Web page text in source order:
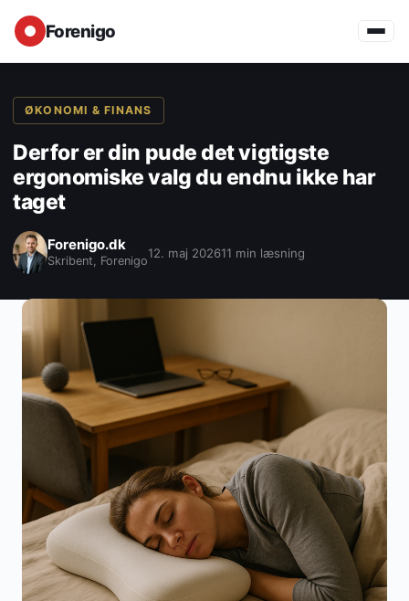
Forenigo
ØKONOMI & FINANS
Derfor er din pude det vigtigste
ergonomiske valg du endnu ikke har
taget
Forenigo.dk
Skribent, Forenigo
12. maj 202611 min læsning